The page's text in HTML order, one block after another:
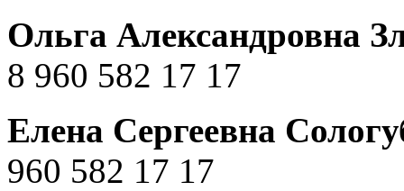
Ольга Александровна
8 960 582 17 17
Елена Сергеевна
960 582 17 17